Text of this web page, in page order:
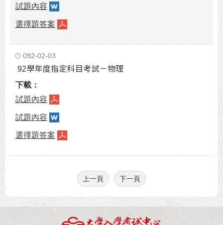
試題內容
選擇題答案
092-02-03
92學年度指定科目考試－物理
試題內容
試題內容
選擇題答案
上一頁 下一頁